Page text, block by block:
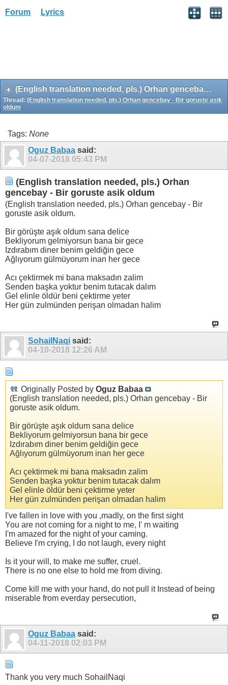
Forum Lyrics
(English translation needed, pls.) Orhan gencebay - Bir goruste asik oldum
Thread: (English translation needed, pls.) Orhan gencebay - Bir goruste asik
oldum
Tags: None
Oguz Babaa said:
04-07-2018 05:43 PM
(English translation needed, pls.) Orhan
gencebay - Bir goruste asik oldum
(English translation needed, pls.) Orhan gencebay - Bir
goruste asik oldum.
Bir görüşte aşık oldum sana delice
Bekliyorum gelmiyorsun bana bir gece
Izdırabım diner benim geldiğin gece
Ağlıyorum gülmüyorum inan her gece
Acı çektirmek mi bana maksadın zalim
Senden başka yoktur benim tutacak dalım
Gel elinle öldür beni çektirme yeter
Her gün zulmünden perişan olmadan halim
SohailNaqi said:
04-10-2018 12:26 AM
Originally Posted by Oguz Babaa
(English translation needed, pls.) Orhan gencebay - Bir
goruste asik oldum.
Bir görüşte aşık oldum sana delice
Bekliyorum gelmiyorsun bana bir gece
Izdırabım diner benim geldiğin gece
Ağlıyorum gülmüyorum inan her gece
Acı çektirmek mi bana maksadın zalim
Senden başka yoktur benim tutacak dalım
Gel elinle öldür beni çektirme yeter
Her gün zulmünden perişan olmadan halim
I've fallen in love with you ,madly, on the first sight
You are not coming for a night to me, I' m waiting
I'm amazed for the night of your caming.
Believe I'm crying, I do not laugh, every night
Is it your will, to make me suffer, cruel.
There is no one else to hold me from diving.
Come kill me with your hand, do not pull it Instead of being
miserable from everday persecution,
Oguz Babaa said:
04-11-2018 02:03 PM
Thank you very much SohailNaqi